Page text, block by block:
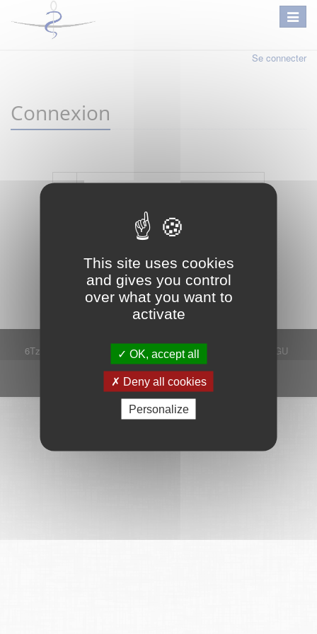
This site uses cookies
and gives you control
over what you want to
activate
OK, accept all
Deny all cookies
Personalize
Se connecter
Connexion
Mot de passe oublié ? Je crée mon compte
Connexion
6Tzen ©2015 - Tous droits réservés Mentions légales
CGU
Plan du site
FAQ
Contact
Ce service est proposé par6Tzen